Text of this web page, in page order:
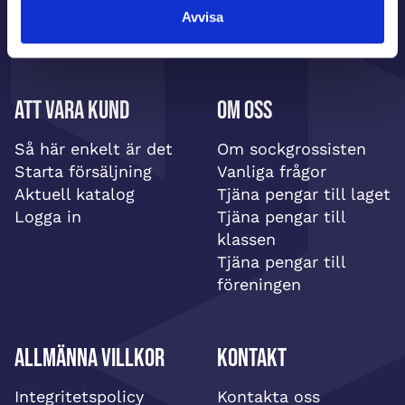
Avvisa
Att vara kund
Så här enkelt är det
Starta försäljning
Aktuell katalog
Logga in
Om oss
Om sockgrossisten
Vanliga frågor
Tjäna pengar till laget
Tjäna pengar till
klassen
Tjäna pengar till
föreningen
Allmänna villkor
Integritetspolicy
Kontakt
Kontakta oss